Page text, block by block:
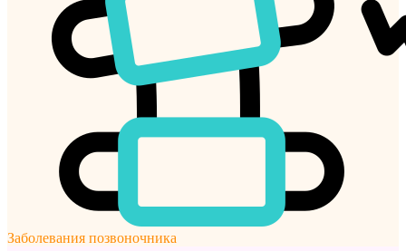
Заболевания позвоночника